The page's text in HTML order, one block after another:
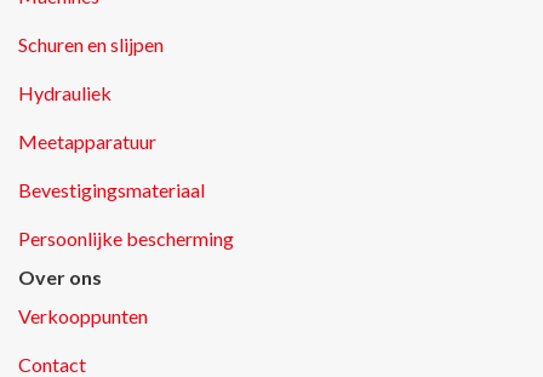
Schuren en slijpen
Hydrauliek
Meetapparatuur
Bevestigingsmateriaal
Persoonlijke bescherming
Over ons
Verkooppunten
Contact